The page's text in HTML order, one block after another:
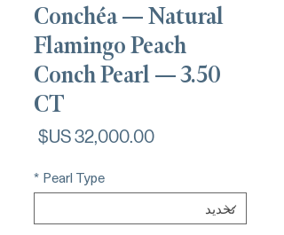
Conchéa — Natural
Flamingo Peach
Conch Pearl — 3.50
CT
Pearl Type
*